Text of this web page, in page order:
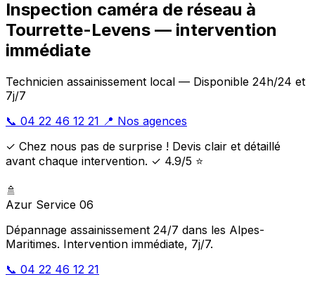
Inspection caméra de réseau à
Tourrette-Levens — intervention
immédiate
Technicien assainissement local — Disponible 24h/24 et
7j/7
📞 04 22 46 12 21 📍 Nos agences
✓ Chez nous pas de surprise ! Devis clair et détaillé
avant chaque intervention. ✓ 4.9/5 ⭐
🚿
Azur Service 06
Dépannage assainissement 24/7 dans les Alpes-
Maritimes. Intervention immédiate, 7j/7.
📞 04 22 46 12 21